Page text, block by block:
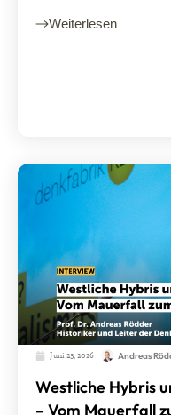
Weiterlesen
Juni 23, 2026 Andreas
Westliche Hybris
– Vom Mauerfall